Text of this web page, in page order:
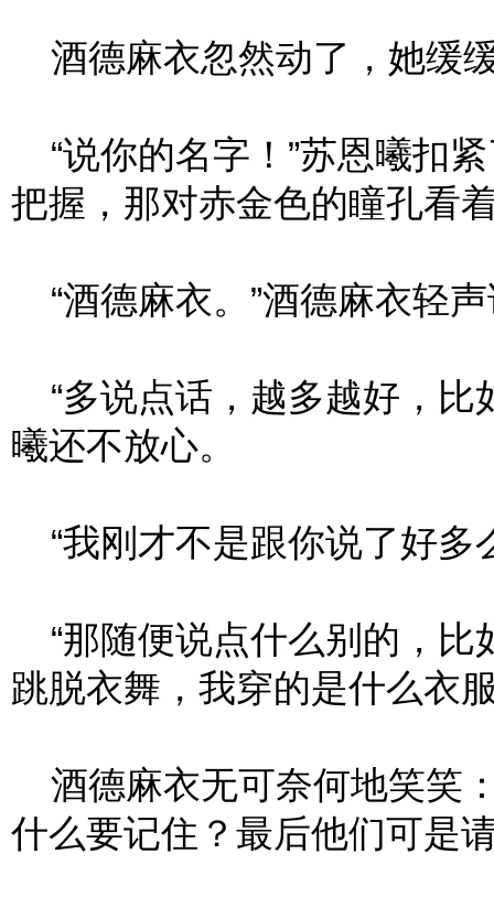
酒德麻衣忽然动了，她缓
“说你的名字！”苏恩曦扣
把握，那对赤金色的瞳孔看
“酒德麻衣。”酒德麻衣轻
“多说点话，越多越好，比
曦还不放心。
“我刚才不是跟你说了好多
“那随便说点什么别的，比
跳脱衣舞，我穿的是什么衣
酒德麻衣无可奈何地笑笑
什么要记住？最后他们可是